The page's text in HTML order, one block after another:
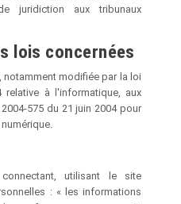
juridiction aux tribunaux
lois concernées
notamment modifiée par la loi
relative à l'informatique, aux
575 du 21 juin 2004 pour
utilisant le site
: « les informations